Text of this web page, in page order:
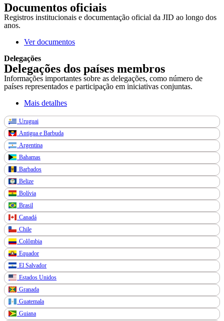
Documentos oficiais
Registros institucionais e documentação oficial da JID ao longo dos
anos.
Ver documentos
Delegações
Delegações dos países membros
Informações importantes sobre as delegações, como número de
países representados e participação em iniciativas conjuntas.
Mais detalhes
Uruguai
Antigua e Barbuda
Argentina
Bahamas
Barbados
Belize
Bolívia
Brasil
Canadá
Chile
Colômbia
Equador
El Salvador
Estados Unidos
Granada
Guatemala
Guiana